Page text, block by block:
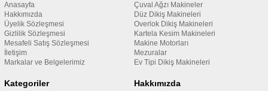
Anasayfa
Hakkımızda
Üyelik Sözleşmesi
Gizlilik Sözleşmesi
Mesafeli Satış Sözleşmesi
İletişim
Markalar ve Belgelerimiz
Çuval Ağzı Makineler
Düz Dikiş Makineleri
Overlok Dikiş Makineleri
Kartela Kesim Makineleri
Makine Motorları
Mezuralar
Ev Tipi Dikiş Makineleri
Kategoriler Hakkımızda